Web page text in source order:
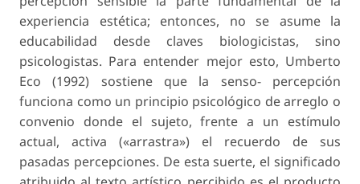
experiencia estética; entonces, no se asume la
educabilidad desde claves biologicistas, sino
psicologistas. Para entender mejor esto, Umberto
Eco (1992) sostiene que la senso- percepción
funciona como un principio psicológico de arreglo o
convenio donde el sujeto, frente a un estímulo
actual, activa («arrastra») el recuerdo de sus
pasadas percepciones. De esta suerte, el significado